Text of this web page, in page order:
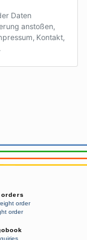
Daten
anstoßen,
Kontakt,
order
order